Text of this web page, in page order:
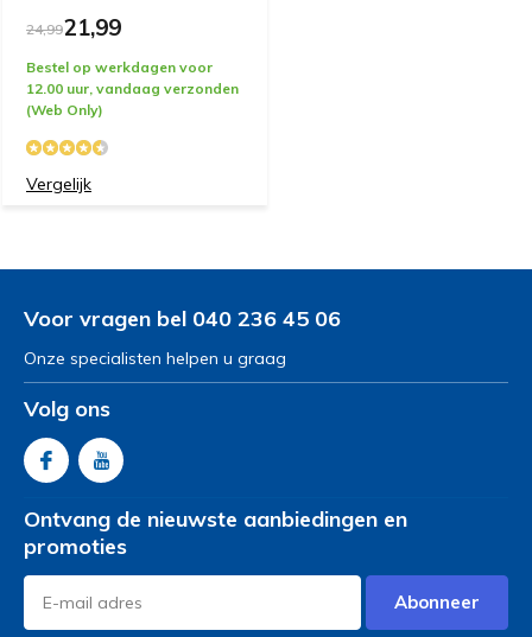
24,9921,99
Bestel op werkdagen voor
12.00 uur, vandaag verzonden
(Web Only)
Vergelijk
Voor vragen bel 040 236 45 06
Onze specialisten helpen u graag
Volg ons
Ontvang de nieuwste aanbiedingen en
promoties
Abonneer